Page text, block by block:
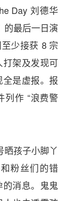
Day 刘德华
最后一日演
少接获 8 宗
架及发现可
是虚报。报
列作 “浪费警
晒孩子小脚丫
粉丝们的错
消息。 鬼鬼